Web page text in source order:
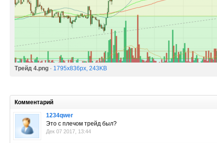
Трейд 4.png · 1795x836px, 243KB
Комментарий
1234qwer
Это с плечом трейд был?
Дек 07 2017, 13:44